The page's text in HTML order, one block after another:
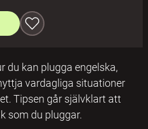
du kan plugga engelska,
vardagliga situationer
Tipsen går självklart att
som du pluggar.